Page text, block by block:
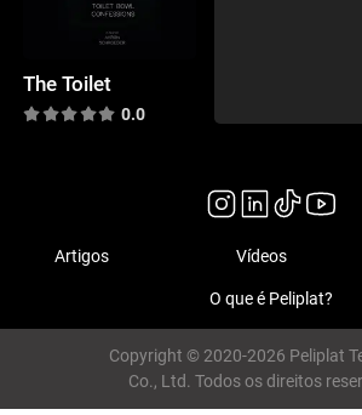
The Toilet
0.0
Artigos Vídeos
O que é Peliplat?
Copyright © 2020-2026 Peliplat
Co., Ltd. Todos os direitos